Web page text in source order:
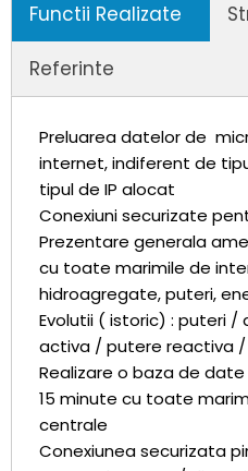
Functii Realizate
Referinte
Preluarea datelor de
internet, indiferent de
tipul de IP alocat
Conexiuni securizate
Prezentare generala
cu toate marimile de
hidroagregate, puteri,
Evolutii ( istoric) : puteri
activa / putere reactiva /
Realizare o baza de
15 minute cu toate
centrale
Conexiunea securizata